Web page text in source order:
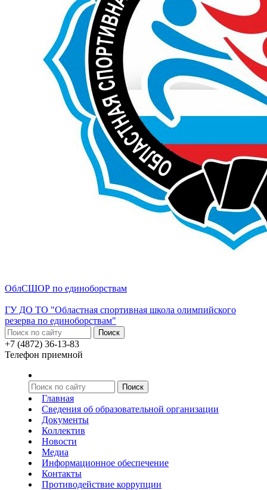
ОблСШОР по единоборствам
ГУ ДО ТО "Областная спортивная школа олимпийского
резерва по единоборствам"
+7 (4872) 36-13-83
Телефон приемной
Главная
Сведения об образовательной организации
Документы
Коллектив
Новости
Медиа
Информационное обеспечение
Контакты
Противодействие коррупции